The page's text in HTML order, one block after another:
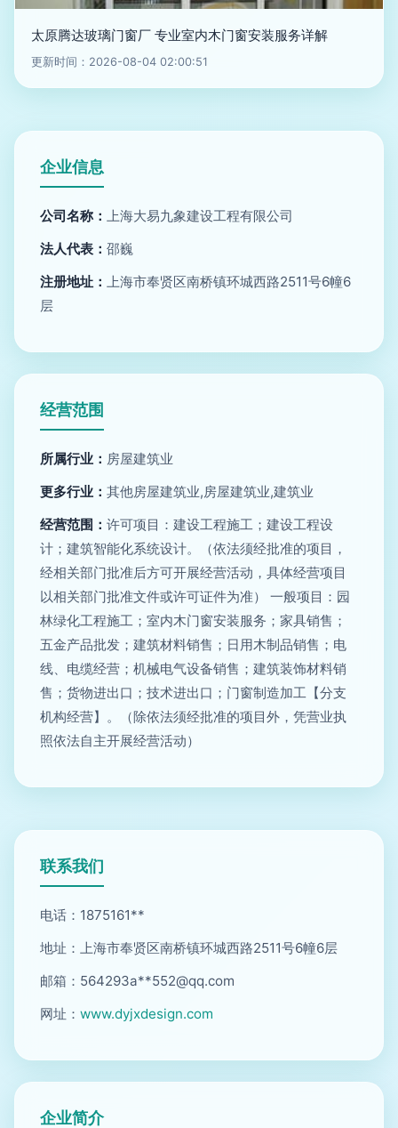
太原腾达玻璃门窗厂 专业室内木门窗安装服务详解
更新时间：2026-08-04 02:00:51
企业信息
公司名称： 上海大易九象建设工程有限公司
法人代表： 邵巍
注册地址： 上海市奉贤区南桥镇环城西路2511号6幢6
层
经营范围
所属行业： 房屋建筑业
更多行业： 其他房屋建筑业,房屋建筑业,建筑业
经营范围： 许可项目：建设工程施工；建设工程设
计；建筑智能化系统设计。（依法须经批准的项目，
经相关部门批准后方可开展经营活动，具体经营项目
以相关部门批准文件或许可证件为准） 一般项目：园
林绿化工程施工；室内木门窗安装服务；家具销售；
五金产品批发；建筑材料销售；日用木制品销售；电
线、电缆经营；机械电气设备销售；建筑装饰材料销
售；货物进出口；技术进出口；门窗制造加工【分支
机构经营】。（除依法须经批准的项目外，凭营业执
照依法自主开展经营活动）
联系我们
电话：1875161**
地址：上海市奉贤区南桥镇环城西路2511号6幢6层
邮箱：564293a**552@qq.com
网址： www.dyjxdesign.com
企业简介